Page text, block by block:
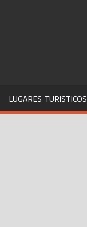
LUGARES TURISTICOS